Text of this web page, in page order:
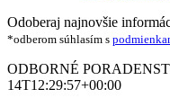
Facebook
Instagram
Email
Odoberaj najnovšie
*odberom súhlasím s
ODBORNÉ
14T12:29:57+00:00